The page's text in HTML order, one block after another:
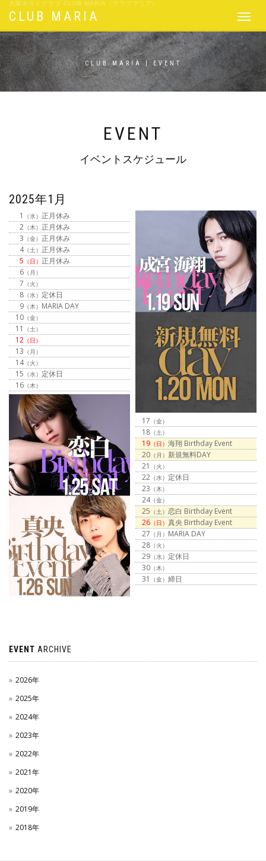
大阪ホストクラブ CLUB MARIA（クラブマリア）
Toggle
CLUB MARIA
CLUB MARIA | EVENT
EVENT
イベントスケジュール
2025年1月
17 （金）
18 （土）
19 （日）海翔 Birthday Event
20 （月） 新規無料DAY
21
（火）
22 （水） 定休日
23 （木）
24（金）
25 （土）恋白 Birthday Event
26 （日）真央 Birthday Event
27 （月） MARIA DAY
28 （火）
29 （水） 定休日
30 （木）
31 （金）締日
1 （水）正月休み
2 （木）正月休み
3 （金）正月休み
4（土）正月休み
5 （日）正月休み
6 （月）
7 （火）
8 （水） 定休日
9 （木） MARIA DAY
10 （金）
11 （土）
12 （日）
13 （月）
14（火）
15 （水） 定休日
16 （木）
EVENT ARCHIVE
2026年
2025年
2024年
2023年
2022年
2021年
2020年
2019年
2018年